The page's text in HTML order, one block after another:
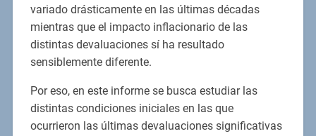
variado drásticamente en las últimas décadas
mientras que el impacto inflacionario de las
distintas devaluaciones sí ha resultado
sensiblemente diferente.
Por eso, en este informe se busca estudiar las
distintas condiciones iniciales en las que
ocurrieron las últimas devaluaciones significativas